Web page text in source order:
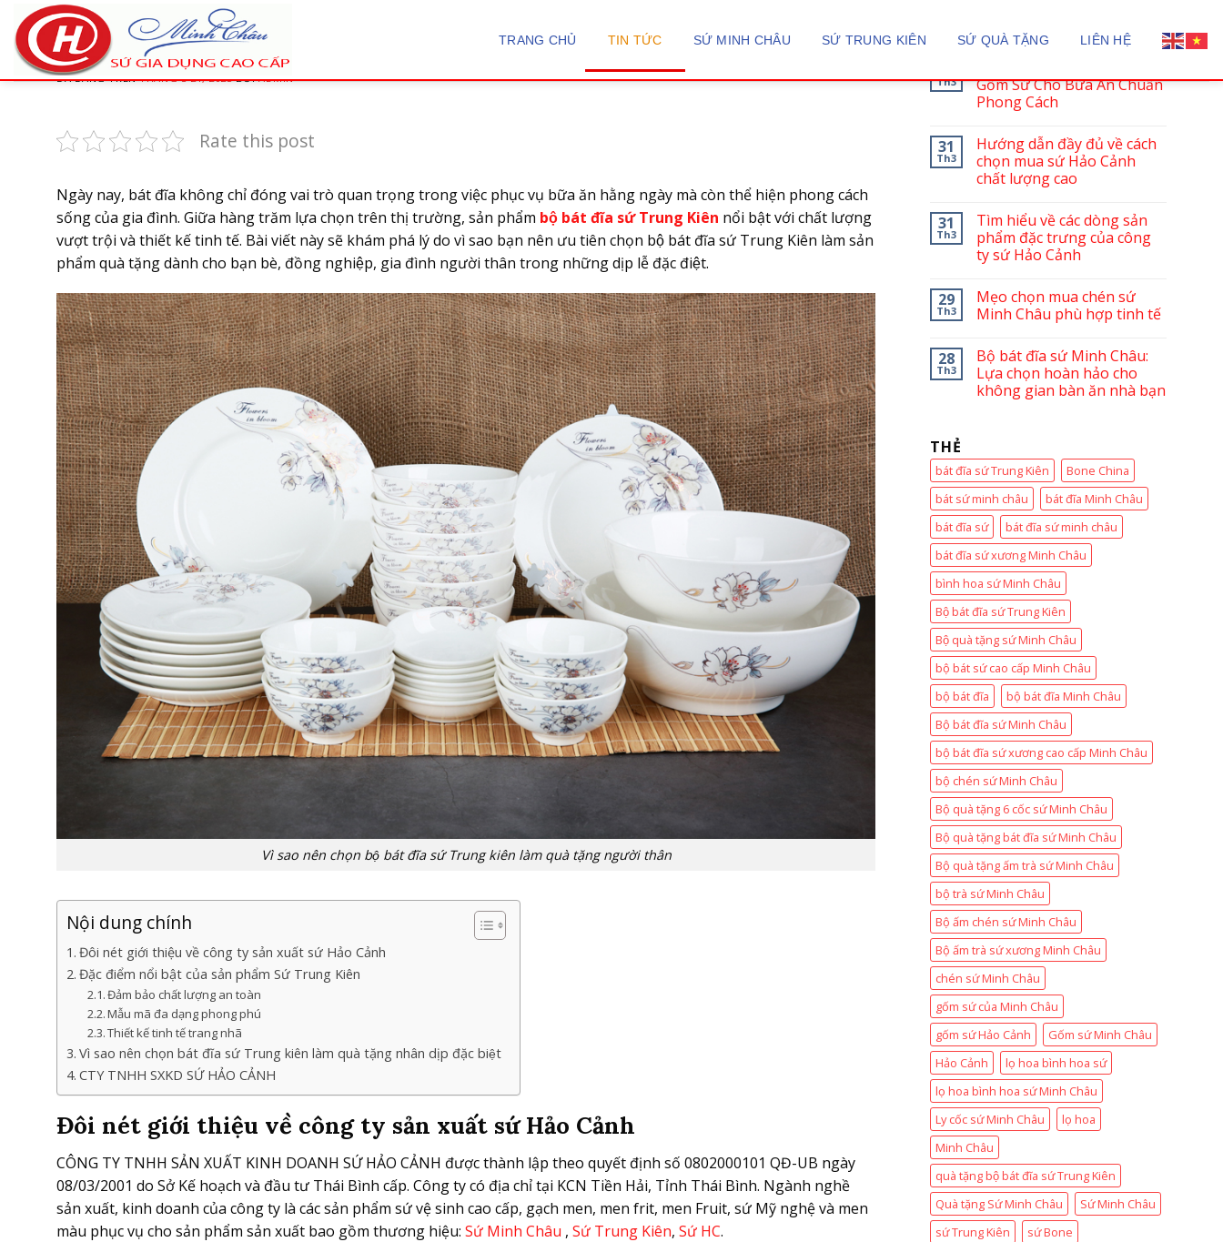
Chuyển
đến
nội
dung
TRANG CHỦ TIN TỨC SỨ MINH CHÂU SỨ TRUNG KIÊN SỨ QUÀ TẶNG LIÊN HỆ
Vì sao nên chọn bộ bát đĩa sứ Trung kiên làm quà tặng người thân
ĐÃ ĐĂNG TRÊNTHÁNG 3 24, 2025 BỞIADMIN
Rate this post
Ngày nay, bát đĩa không chỉ đóng vai trò quan trọng trong việc phục vụ bữa ăn hằng ngày mà còn thể hiện phong cách
sống của gia đình. Giữa hàng trăm lựa chọn trên thị trường, sản phẩm bộ bát đĩa sứ Trung Kiên nổi bật với chất lượng
vượt trội và thiết kế tinh tế. Bài viết này sẽ khám phá lý do vì sao bạn nên ưu tiên chọn bộ bát đĩa sứ Trung Kiên làm sản
phẩm quà tặng dành cho bạn bè, đồng nghiệp, gia đình người thân trong những dịp lễ đặc điệt.
Vì sao nên chọn bộ bát đĩa sứ Trung kiên làm quà tặng người thân
Nội dung chính
Đôi nét giới thiệu về công ty sản xuất sứ Hảo Cảnh
Đặc điểm nổi bật của sản phẩm Sứ Trung Kiên
Đảm bảo chất lượng an toàn
Mẫu mã đa dạng phong phú
Thiết kế tinh tế trang nhã
Vì sao nên chọn bát đĩa sứ Trung kiên làm quà tặng nhân dịp đặc biệt
CTY TNHH SXKD SỨ HẢO CẢNH
Đôi nét giới thiệu về công ty sản xuất sứ Hảo Cảnh
CÔNG TY TNHH SẢN XUẤT KINH DOANH SỨ HẢO CẢNH được thành lập theo quyết định số 0802000101 QĐ-UB ngày
08/03/2001 do Sở Kế hoạch và đầu tư Thái Bình cấp. Công ty có địa chỉ tại KCN Tiền Hải, Tỉnh Thái Bình. Ngành nghề
sản xuất, kinh doanh của công ty là các sản phẩm sứ vệ sinh cao cấp, gạch men, men frit, men Fruit, sứ Mỹ nghệ và men
màu phục vụ cho sản phẩm sản xuất bao gồm thương hiệu: Sứ Minh Châu , Sứ Trung Kiên, Sứ HC.
BÀI VIẾT MỚI
Th3
Gốm Sứ Cho Bữa Ăn Chuẩn
Phong Cách
31
Th3
Hướng dẫn đầy đủ về cách
chọn mua sứ Hảo Cảnh
chất lượng cao
31
Th3
Tìm hiểu về các dòng sản
phẩm đặc trưng của công
ty sứ Hảo Cảnh
29
Th3
Mẹo chọn mua chén sứ
Minh Châu phù hợp tinh tế
28
Th3
Bộ bát đĩa sứ Minh Châu:
Lựa chọn hoàn hảo cho
không gian bàn ăn nhà bạn
THẺ
bát đĩa sứ Trung Kiên
Bone China
bát sứ minh châu
bát đĩa Minh Châu
bát đĩa sứ
bát đĩa sứ minh châu
bát đĩa sứ xương Minh Châu
bình hoa sứ Minh Châu
Bộ bát đĩa sứ Trung Kiên
Bộ quà tặng sứ Minh Châu
bộ bát sứ cao cấp Minh Châu
bộ bát đĩa
bộ bát đĩa Minh Châu
Bộ bát đĩa sứ Minh Châu
bộ bát đĩa sứ xương cao cấp Minh Châu
bộ chén sứ Minh Châu
Bộ quà tặng 6 cốc sứ Minh Châu
Bộ quà tặng bát đĩa sứ Minh Châu
Bộ quà tặng ấm trà sứ Minh Châu
bộ trà sứ Minh Châu
Bộ ấm chén sứ Minh Châu
Bộ ấm trà sứ xương Minh Châu
chén sứ Minh Châu
gốm sứ của Minh Châu
gốm sứ Hảo Cảnh
Gốm sứ Minh Châu
Hảo Cảnh
lọ hoa bình hoa sứ
lọ hoa bình hoa sứ Minh Châu
Ly cốc sứ Minh Châu
lọ hoa
Minh Châu
quà tặng bộ bát đĩa sứ Trung Kiên
Quà tặng Sứ Minh Châu
Sứ Minh Châu
sứ Trung Kiên
sứ Bone